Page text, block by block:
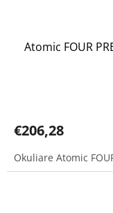
Atomic FOUR
€206,28
Okuliare Atomic